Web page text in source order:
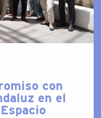
con
en el